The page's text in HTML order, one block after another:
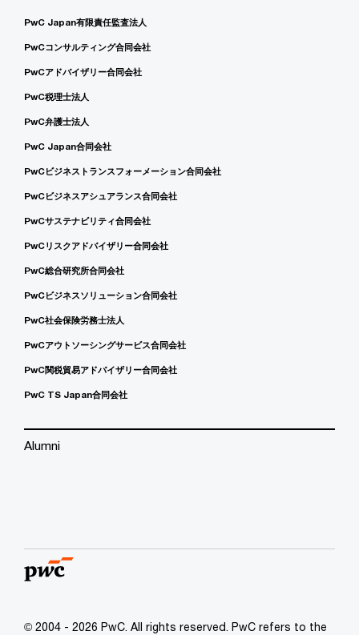
PwC Japan有限責任監査法人
PwCコンサルティング合同会社
PwCアドバイザリー合同会社
PwC税理士法人
PwC弁護士法人
PwC Japan合同会社
PwCビジネストランスフォーメーション合同会社
PwCビジネスアシュアランス合同会社
PwCサステナビリティ合同会社
PwCリスクアドバイザリー合同会社
PwC総合研究所合同会社
PwCビジネスソリューション合同会社
PwC社会保険労務士法人
PwCアウトソーシングサービス合同会社
PwC関税貿易アドバイザリー合同会社
PwC TS Japan合同会社
Alumni
© 2004 - 2026 PwC. All rights reserved. PwC refers to the